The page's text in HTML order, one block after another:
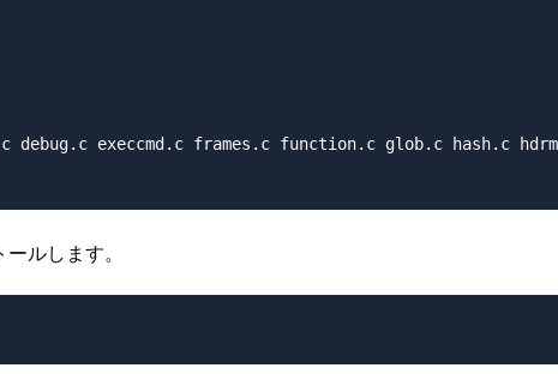
debug.c execcmd.c frames.c function.c glob.c
ルします。